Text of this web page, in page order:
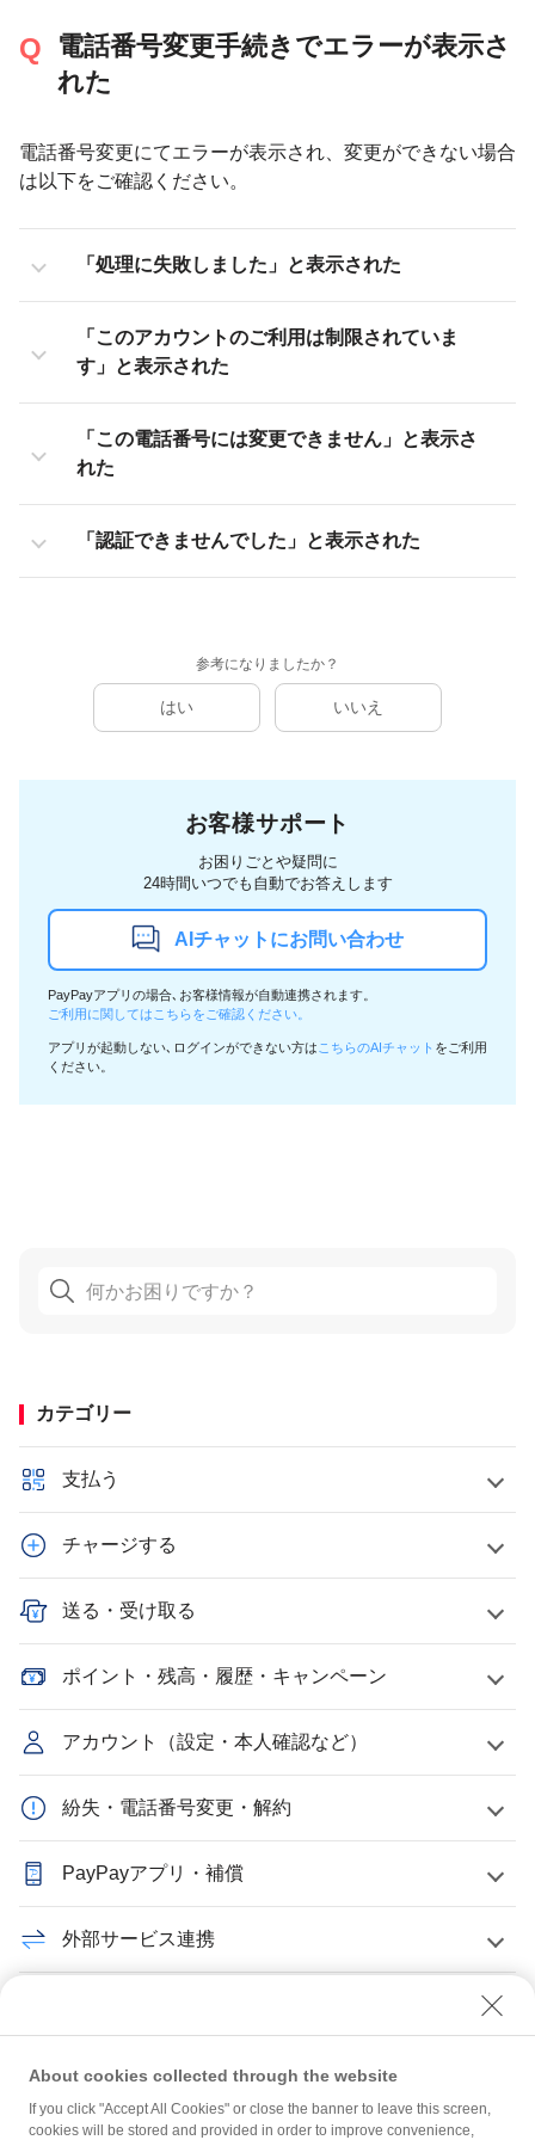
電話番号変更手続きでエラーが表示さ
れた
電話番号変更にてエラーが表示され、変更ができない場合
は以下をご確認ください。
「処理に失敗しました」と表示された
「このアカウントのご利用は制限されていま
す」と表示された
「この電話番号には変更できません」と表示さ
れた
「認証できませんでした」と表示された
参考になりましたか？
はい いいえ
お客様サポート
お困りごとや疑問に
24時間いつでも自動でお答えします
AIチャットにお問い合わせ
PayPayアプリの場合､お客様情報が自動連携されます。
ご利用に関してはこちらをご確認ください。
アプリが起動しない､ログインができない方は こちらのAIチャット をご利用
ください。
カテゴリー
支払う
チャージする
送る・受け取る
ポイント・残高・履歴・キャンペーン
アカウント（設定・本人確認など）
紛失・電話番号変更・解約
PayPayアプリ・補償
外部サービス連携
加盟店について
PayPay給与受取
About cookies collected through the website
If you click "Accept All Cookies" or close the banner to leave this screen,
cookies will be stored and provided in order to improve convenience,